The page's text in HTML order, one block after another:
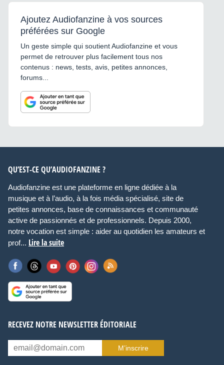
Ajoutez Audiofanzine à vos sources
préférées sur Google
Un geste simple qui soutient Audiofanzine et vous
permet de retrouver plus facilement tous nos
contenus : news, tests, avis, petites annonces,
forums...
QU’EST-CE QU’AUDIOFANZINE ?
Audiofanzine est une plateforme en ligne dédiée à la
musique et à l’audio, à la fois média spécialisé, site de
petites annonces, base de connaissances et communauté
active de passionnés et de professionnels. Depuis 2000,
notre vocation est simple : aider au quotidien les amateurs et
prof... Lire la suite
RECEVEZ NOTRE NEWSLETTER ÉDITORIALE
M’inscrire